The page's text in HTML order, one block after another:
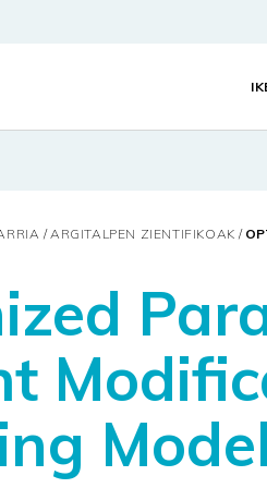
ARGITALPEN ZIENTIFIKOAK